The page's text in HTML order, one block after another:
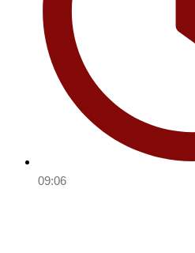
09:06